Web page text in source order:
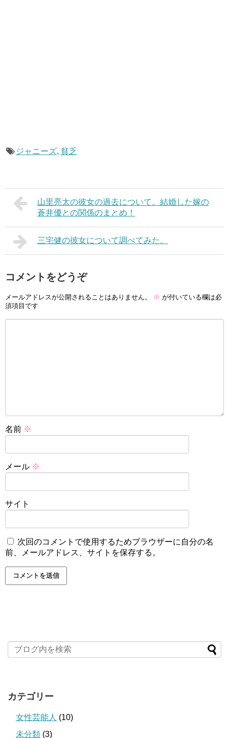
ジャニーズ, 貧乏
山里亮太の彼女の過去について。結婚した嫁の
蒼井優との関係のまとめ！
三宅健の彼女について調べてみた。
コメントをどうぞ
メールアドレスが公開されることはありません。 ※ が付いている欄は必
須項目です
名前 ※
メール ※
サイト
次回のコメントで使用するためブラウザーに自分の名
前、メールアドレス、サイトを保存する。
カテゴリー
女性芸能人 (10)
未分類 (3)